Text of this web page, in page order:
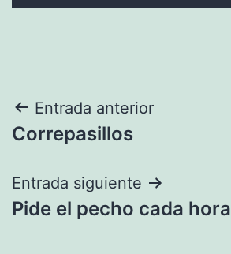
Navegación
de
entradas
Entrada anterior
Correpasillos
Entrada siguiente
Pide el pecho cada hora